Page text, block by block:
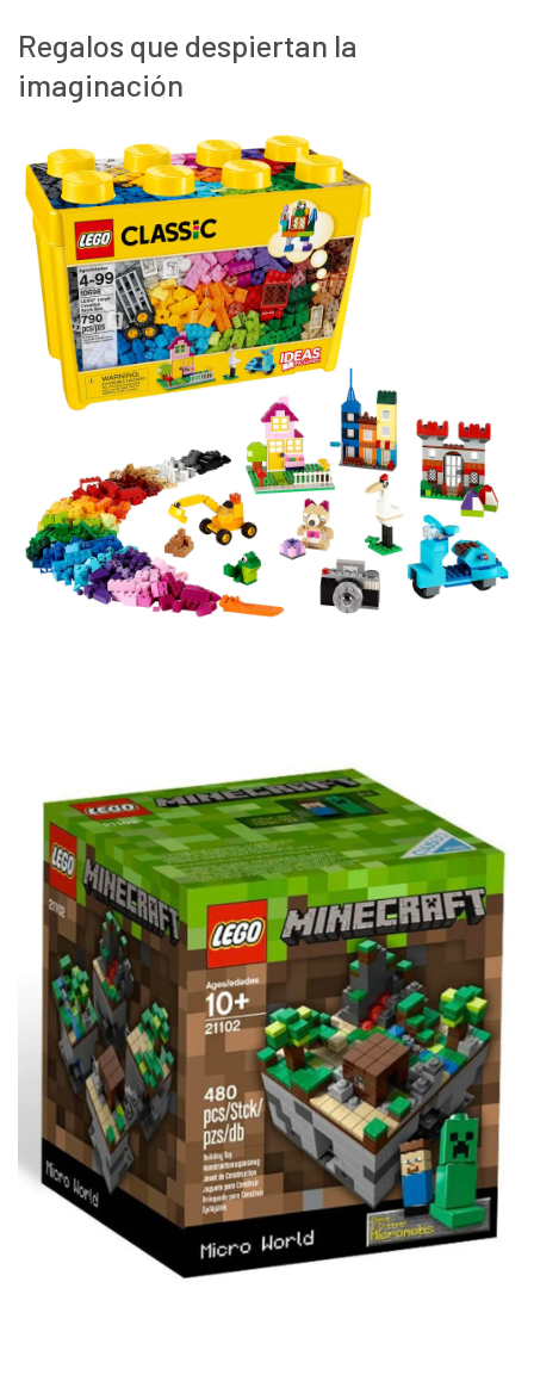
Regalos que despiertan la
imaginación